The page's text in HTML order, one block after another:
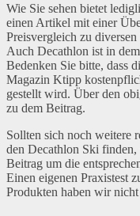
Wie Sie sehen bietet
einen Artikel mit einer
Preisvergleich zu
Auch Decathlon ist in
Bedenken Sie bitte, dass
Magazin Ktipp
gestellt wird. Über den
zu dem Beitrag.
Sollten sich noch weitere
den Decathlon Ski
Beitrag um die
Einen eigenen Praxistest
Produkten haben wir